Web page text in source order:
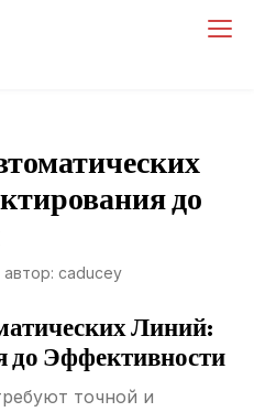
до
автор: caducey
Линий:
до Эффективности
точной и